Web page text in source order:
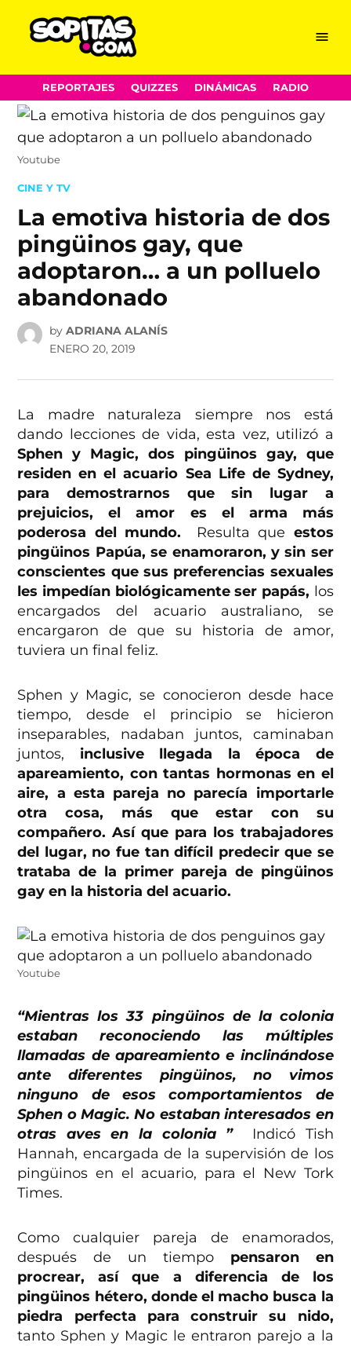
Skip
to
content
Menu
REPORTAJES QUIZZES DINÁMICAS RADIO
Youtube
POSTED
CINE Y TV
La emotiva historia de dos
pingüinos gay, que
adoptaron… a un polluelo
abandonado
by ADRIANA ALANÍS
ENERO 20, 2019
La madre naturaleza siempre nos está
dando lecciones de vida, esta vez, utilizó a
Sphen y Magic, dos pingüinos gay, que
residen en el acuario Sea Life de Sydney,
para demostrarnos que sin lugar a
prejuicios, el amor es el arma más
poderosa del mundo. Resulta que estos
pingüinos Papúa, se enamoraron, y sin ser
conscientes que sus preferencias sexuales
les impedían biológicamente ser papás, los
encargados del acuario australiano, se
encargaron de que su historia de amor,
tuviera un final feliz.
Sphen y Magic, se conocieron desde hace
tiempo, desde el principio se hicieron
inseparables, nadaban juntos, caminaban
juntos, inclusive llegada la época de
apareamiento, con tantas hormonas en el
aire, a esta pareja no parecía importarle
otra cosa, más que estar con su
compañero. Así que para los trabajadores
del lugar, no fue tan difícil predecir que se
trataba de la primer pareja de pingüinos
gay en la historia del acuario.
Youtube
“Mientras los 33 pingüinos de la colonia
estaban reconociendo las múltiples
llamadas de apareamiento e inclinándose
ante diferentes pingüinos, no vimos
ninguno de esos comportamientos de
Sphen o Magic. No estaban interesados en
otras aves en la colonia ”
Indicó Tish
Hannah, encargada de la supervisión de los
pingüinos en el acuario, para el New Tork
Times.
Como cualquier pareja de enamorados,
después de un tiempo pensaron en
procrear, así que a diferencia de los
pingüinos hétero, donde el macho busca la
piedra perfecta para construir su nido,
tanto Sphen y Magic le entraron parejo a la